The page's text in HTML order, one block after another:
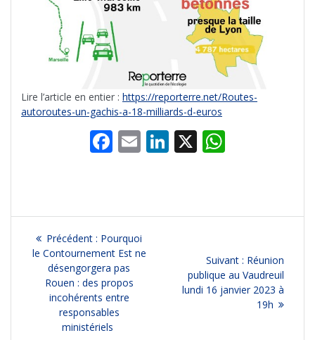
Lire l’article en entier : https://reporterre.net/Routes-
autoroutes-un-gachis-a-18-milliards-d-euros
F
b
o
o
k
E
l
Li
e
X
s
p
p
Navigation
l’article
Précédent : Article
précédent
:
Pourquoi
le Contournement Est ne
désengorgera pas
Rouen : des propos
incohérents entre
responsables
ministériels
Suivant : Article
suivant
:
Réunion
publique au Vaudreuil
lundi 16 janvier 2023 à
19h